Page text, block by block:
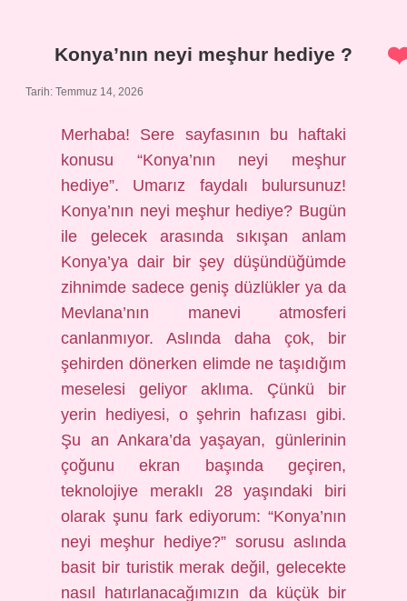
Konya’nın neyi meşhur hediye ?
Tarih: Temmuz 14, 2026
Merhaba! Sere sayfasının bu haftaki
konusu “Konya’nın neyi meşhur
hediye”. Umarız faydalı bulursunuz!
Konya’nın neyi meşhur hediye? Bugün
ile gelecek arasında sıkışan anlam
Konya’ya dair bir şey düşündüğümde
zihnimde sadece geniş düzlükler ya da
Mevlana’nın manevi atmosferi
canlanmıyor. Aslında daha çok, bir
şehirden dönerken elimde ne taşıdığım
meselesi geliyor aklıma. Çünkü bir
yerin hediyesi, o şehrin hafızası gibi.
Şu an Ankara’da yaşayan, günlerinin
çoğunu ekran başında geçiren,
teknolojiye meraklı 28 yaşındaki biri
olarak şunu fark ediyorum: “Konya’nın
neyi meşhur hediye?” sorusu aslında
basit bir turistik merak değil, gelecekte
nasıl hatırlanacağımızın da küçük bir